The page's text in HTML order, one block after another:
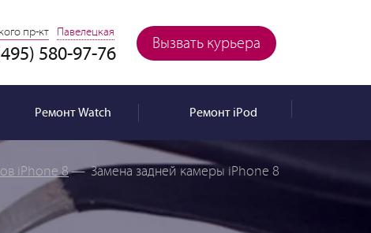
Вызвать курьера
пр-кт Павелецкая
580-97-76
РемонтWatch РемонтiPod
iPhone 8— Замена задней камеры iPhone 8